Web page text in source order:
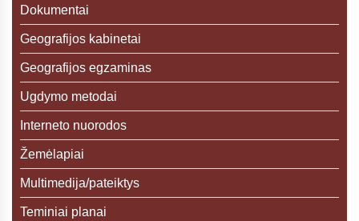
Dokumentai
Geografijos kabinetai
Geografijos egzaminas
Ugdymo metodai
Interneto nuorodos
Žemėlapiai
Multimedija/pateiktys
Teminiai planai